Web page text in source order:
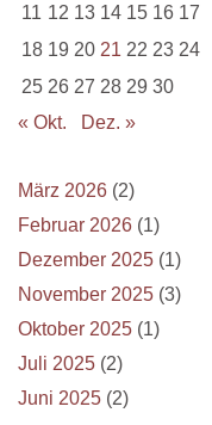
11 12 13 14 15 16 17
18 19 20 21 22 23 24
25 26 27 28 29 30
« Okt.
Dez. »
März 2026 (2)
Februar 2026 (1)
Dezember 2025 (1)
November 2025 (3)
Oktober 2025 (1)
Juli 2025 (2)
Juni 2025 (2)